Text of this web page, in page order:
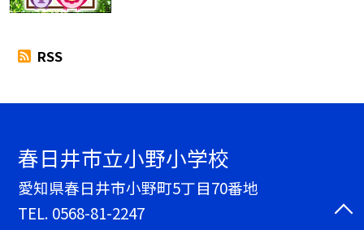
RSS
春日井市立小野小学校
愛知県春日井市小野町5丁目70番地
TEL. 0568-81-2247